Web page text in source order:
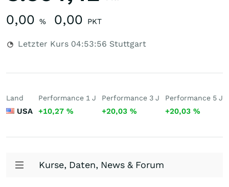
0,00 % 0,00 PKT
Letzter Kurs 04:53:56 Stuttgart
Land
USA
Performance 1 J
+10,27 %
Performance 3 J
+20,03 %
Performance 5 J
+20,03 %
Kurse, Daten, News & Forum